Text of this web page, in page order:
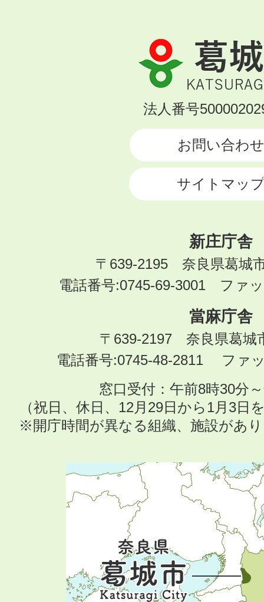
葛
城
市
KATSURAGI
法人番号
お問い合わせ
サイトマッ
新庄庁舎
〒639-2195 奈良県葛城
電話番号:0745-69-3001 ファ
當麻庁舎
〒639-2197 奈良県葛城
電話番号:0745-48-2811 ファ
窓口受付：午前8時30分
（祝日、休日、12月29日から1月3日
※開庁時間が異なる組織、施設があ